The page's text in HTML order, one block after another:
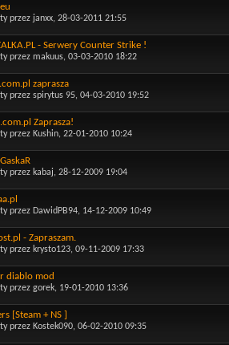
przez janxx, 28-03-2011 21:55
- Serwery Counter Strike !
przez makuus, 03-03-2010 18:22
zaprasza
przez spirytus 95, 04-03-2010 19:52
Zaprasza!
przez Kushin, 22-01-2010 10:24
przez kabaj, 28-12-2009 19:04
przez DawidPB94, 14-12-2009 10:49
- Zapraszam.
przez krysto123, 09-11-2009 17:33
diablo mod
przez gorek, 19-01-2010 13:36
[Steam + NS ]
przez Kostek090, 06-02-2010 09:35